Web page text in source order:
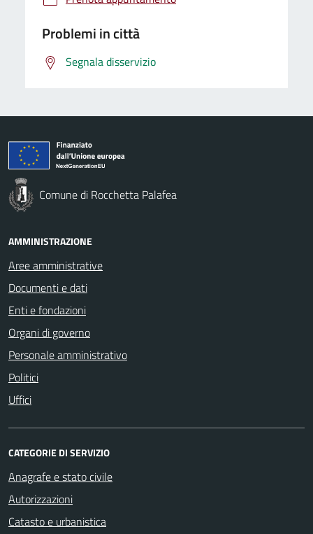
Problemi in città
Segnala disservizio
Comune di Rocchetta Palafea
AMMINISTRAZIONE
Aree amministrative
Documenti e dati
Enti e fondazioni
Organi di governo
Personale amministrativo
Politici
Uffici
CATEGORIE DI SERVIZIO
Anagrafe e stato civile
Autorizzazioni
Catasto e urbanistica